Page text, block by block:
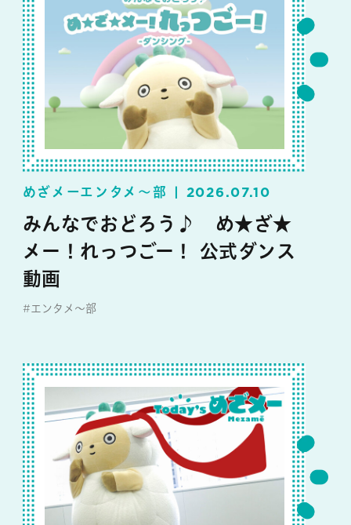
めざメーエンタメ～部 2026.07.10
みんなでおどろう♪ め★ざ★
メー！れっつごー！ 公式ダンス
動画
#エンタメ～部